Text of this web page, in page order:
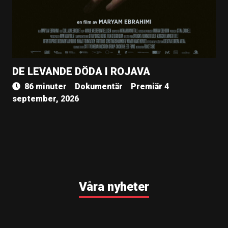
DE LEVANDE DÖDA I ROJAVA
86 minuter Dokumentär
Premiär 4
september, 2026
Våra nyheter